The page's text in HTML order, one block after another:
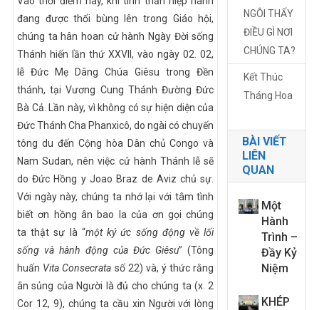
đang được thổi bùng lên trong Giáo hội,
chúng ta hân hoan cử hành Ngày Đời sống
Thánh hiến lần thứ XXVII, vào ngày 02. 02,
lễ Đức Mẹ Dâng Chúa Giêsu trong Đền
thánh, tại Vương Cung Thánh Đường Đức
Bà Cả. Lần này, vì không có sự hiện diện của
Đức Thánh Cha Phanxicô, do ngài có chuyến
tông du đến Cộng hòa Dân chủ Congo và
Nam Sudan, nên việc cử hành Thánh lễ sẽ
do Đức Hồng y Joao Braz de Aviz chủ sự.
Với ngày này, chúng ta nhớ lại với tâm tình
biết ơn hồng ân bao la của ơn gọi chúng
ta thật sự là “một ký ức sống động về lối
sống và hành động của Đức Giêsu” (Tông
huấn Vita Consecrata số 22) và, ý thức rằng
ân sủng của Người là đủ cho chúng ta (x. 2
Cor 12, 9), chúng ta cầu xin Người với lòng
NGÔI THẤY
ĐIỀU GÌ NƠI
CHÚNG TA?
Kết Thúc
Tháng Hoa
BÀI VIẾT
LIÊN
QUAN
Một
Hành
Trình –
Đầy Kỷ
Niệm
KHÉP